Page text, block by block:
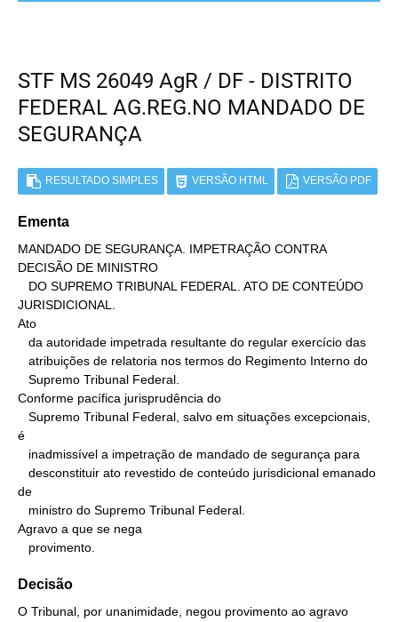
STF MS 26049 AgR / DF - DISTRITO
FEDERAL AG.REG.NO MANDADO DE
SEGURANÇA
RESULTADO SIMPLES VERSÃO HTML VERSÃO PDF
Ementa
MANDADO DE SEGURANÇA. IMPETRAÇÃO CONTRA
DECISÃO DE MINISTRO
JURISDICIONAL.
Ato
Conforme pacífica jurisprudência do
é
de
Agravo a que se nega
   provimento.
Decisão
O Tribunal, por unanimidade, negou provimento ao agravo